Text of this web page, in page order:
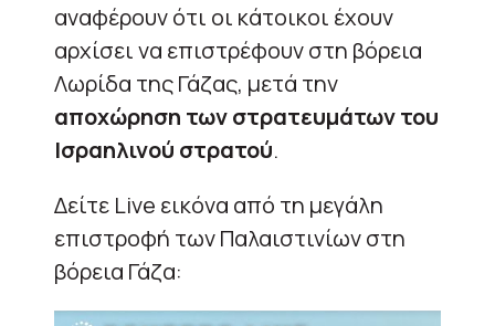
αναφέρουν ότι οι κάτοικοι έχουν
αρχίσει να επιστρέφουν στη βόρεια
Λωρίδα της Γάζας, μετά την
αποχώρηση των στρατευμάτων του
Ισραηλινού στρατού.
Δείτε Live εικόνα από τη μεγάλη
επιστροφή των Παλαιστινίων στη
βόρεια Γάζα: